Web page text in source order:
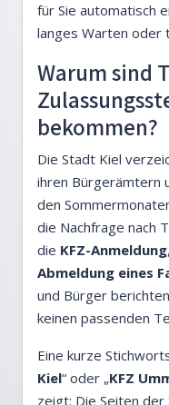
für Sie automatisch
langes Warten oder
Warum sind
bekommen?
Die Stadt Kiel
ihren Bürgerämtern
den
die Nachfrage nach
die KFZ-Anmeldung
Abmeldung eines
und Bürger
keinen passenden
Eine kurze
Kiel“ oder „KFZ
zeigt: Die Seiten